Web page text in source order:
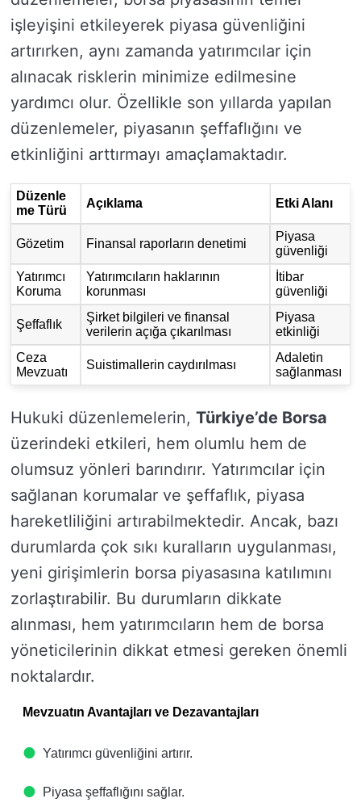
işleyişini etkileyerek piyasa güvenliğini
artırırken, aynı zamanda yatırımcılar için
alınacak risklerin minimize edilmesine
yardımcı olur. Özellikle son yıllarda yapılan
düzenlemeler, piyasanın şeffaflığını ve
etkinliğini arttırmayı amaçlamaktadır.
Düzenle
me Türü
Açıklama Etki Alanı
Gözetim Finansal raporların denetimi
Piyasa
güvenliği
Yatırımcı
Koruma
Yatırımcıların haklarının
korunması
İtibar
güvenliği
Şeffaflık
Şirket bilgileri ve finansal
verilerin açığa çıkarılması
Piyasa
etkinliği
Ceza
Mevzuatı
Suistimallerin caydırılması
Adaletin
sağlanması
Hukuki düzenlemelerin, Türkiye’de Borsa
üzerindeki etkileri, hem olumlu hem de
olumsuz yönleri barındırır. Yatırımcılar için
sağlanan korumalar ve şeffaflık, piyasa
hareketliliğini artırabilmektedir. Ancak, bazı
durumlarda çok sıkı kuralların uygulanması,
yeni girişimlerin borsa piyasasına katılımını
zorlaştırabilir. Bu durumların dikkate
alınması, hem yatırımcıların hem de borsa
yöneticilerinin dikkat etmesi gereken önemli
noktalardır.
Mevzuatın Avantajları ve Dezavantajları
Yatırımcı güvenliğini artırır.
Piyasa şeffaflığını sağlar.